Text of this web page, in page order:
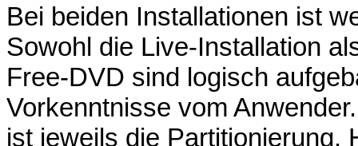
Bei beiden Installationen ist
Sowohl die Live-Installation
Free-DVD sind logisch
Vorkenntnisse vom
ist jeweils die Partitionierung.